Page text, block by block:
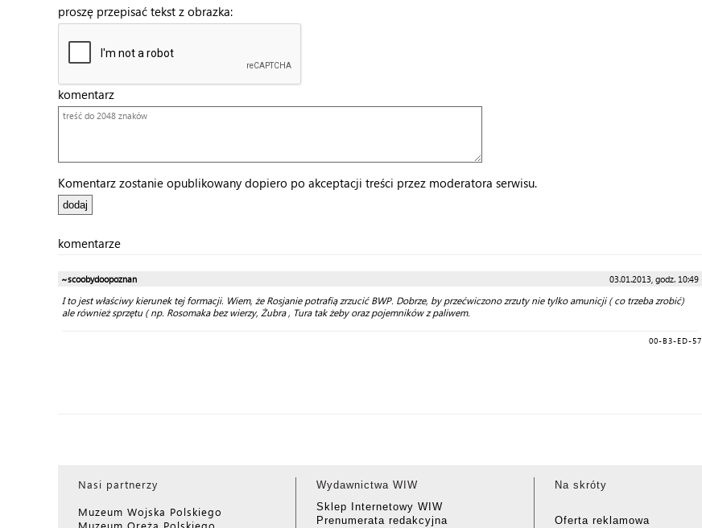
proszę przepisać tekst z obrazka:
komentarz
Komentarz zostanie opublikowany dopiero po akceptacji treści przez moderatora serwisu.
komentarze
~scoobydoopoznan 03.01.2013, godz. 10:49
I to jest właściwy kierunek tej formacji. Wiem, że Rosjanie potrafią zrzucić BWP. Dobrze, by przećwiczono zrzuty nie tylko amunicji ( co trzeba zrobić)
ale również sprzętu ( np. Rosomaka bez wierzy, Żubra , Tura tak żeby oraz pojemników z paliwem.
00-B3-ED-57
Nasi partnerzy
Muzeum Wojska Polskiego
Muzeum Oręża Polskiego
Wydawnictwa WIW
Sklep Internetowy WIW
Prenumerata redakcyjna
Na skróty
Oferta reklamowa